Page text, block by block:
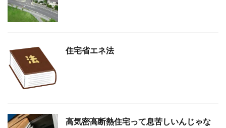
住宅省エネ法
高気密高断熱住宅って息苦しいんじゃな